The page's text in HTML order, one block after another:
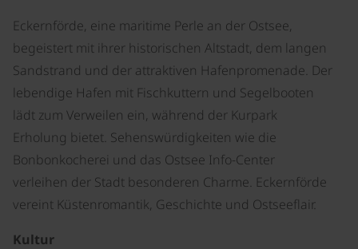
Eckernförde, eine maritime Perle an der Ostsee,
begeistert mit ihrer historischen Altstadt, dem langen
Sandstrand und der attraktiven Hafenpromenade. Der
lebendige Hafen mit Fischkuttern und Segelbooten
lädt zum Verweilen ein, während der Kurpark
Erholung bietet. Sehenswürdigkeiten wie die
Bonbonkocherei und das Ostsee Info-Center
verleihen der Stadt besonderen Charme. Eckernförde
vereint Küstenromantik, Geschichte und Ostseeflair.
Kultur